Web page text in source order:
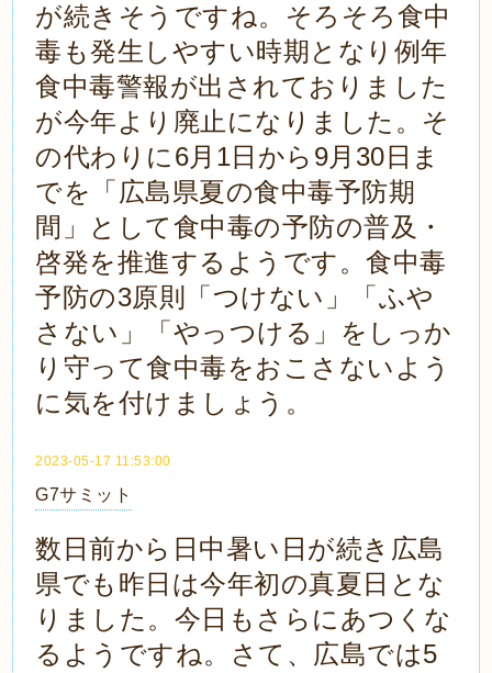
が続きそうですね。そろそろ食中
毒も発生しやすい時期となり例年
食中毒警報が出されておりました
が今年より廃止になりました。そ
の代わりに6月1日から9月30日ま
でを「広島県夏の食中毒予防期
間」として食中毒の予防の普及・
啓発を推進するようです。食中毒
予防の3原則「つけない」「ふや
さない」「やっつける」をしっか
り守って食中毒をおこさないよう
に気を付けましょう。
2023-05-17 11:53:00
G7サミット
数日前から日中暑い日が続き広島
県でも昨日は今年初の真夏日とな
りました。今日もさらにあつくな
るようですね。さて、広島では5